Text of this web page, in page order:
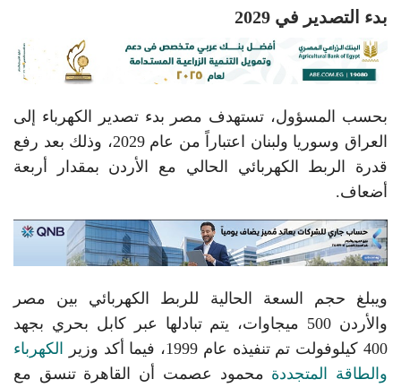
بدء التصدير في 2029
بحسب المسؤول، تستهدف مصر بدء تصدير الكهرباء إلى
العراق وسوريا ولبنان اعتباراً من عام 2029، وذلك بعد رفع
قدرة الربط الكهربائي الحالي مع الأردن بمقدار أربعة
أضعاف.
ويبلغ حجم السعة الحالية للربط الكهربائي بين مصر
والأردن 500 ميجاوات، يتم تبادلها عبر كابل بحري بجهد
400 كيلوفولت تم تنفيذه عام 1999، فيما أكد وزير
الكهرباء
والطاقة المتجددة محمود عصمت أن القاهرة تنسق مع